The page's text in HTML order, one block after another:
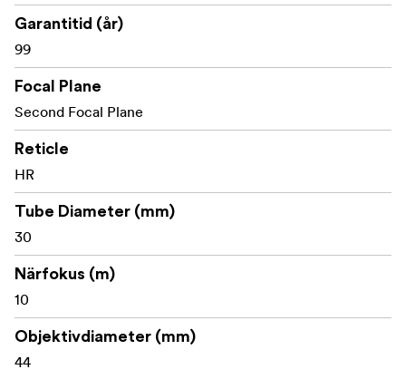
Telson ARC 2,5-15x44 ED MOA kikarsikte
Solskydd
Justeringsverktyg för torn och spak
Insats för spak
Verktyg för batterilock
Alla produkter från Telson Optics täcks av en
livstidsgaranti, vilket speglar varumärkets förtroende för
sin kvalitet, hållbarhet och långsiktiga prestanda.
Garantitid (år)
99
Focal Plane
Second Focal Plane
Reticle
HR
Tube Diameter (mm)
30
Närfokus (m)
10
Objektivdiameter (mm)
44